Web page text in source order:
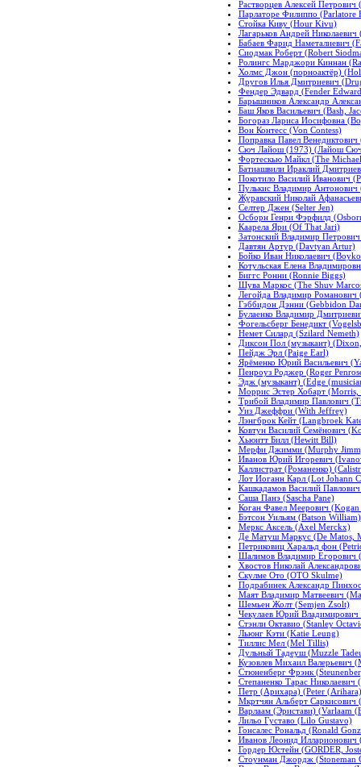
Растворцев Алексей
Парлаторе Филиппо (Parlatore
Стойка Киву (Hour Kivu)
Лагарьков Андрей
Бабаев Фарид Наметалиевич
Сиодмак Роберт (Robert
Ролингс Марджори Киннан
Холмс Джон (порноактёр)
Другов Илья Дмитриевич
Фендер Эдвард (Fender
Барышников Александр
Баш Яков Васильевич (Bash,
Богораз Лариса Иосифовна
Вон Контесс (Von Contess)
Поправка Павел
Сюч Лайош (1973) (Лайош
Фортескью Майкл (The
Батиашвили Ираклий
Покотило Василий Иванович
Пулькис Владимир
Журавский Николай
Селтер Джен (Selter Jen)
Осборн Генри Фэрфилд
Каарела Яри (Of That Jari)
Затонский Владимир
Давтян Артур (Davtyan Artur)
Бойко Иван Николаевич
Котульская Елена
Биггс Ронни (Ronnie Biggs)
Шува Маркос (The Shuv
Легойда Владимир
Гэббидон Дэнни (Gebbidon
Булаенко Владимир
Фогельсберг Бенедикт
Немет Силард (Szilard Nemeth)
Диксон Пол (музыкант)
Пейдж Эрл (Paige Earl)
Ярёменко Юрий Васильевич
Пенроуз Роджер (Roger
Эдж (музыкант) (Edge
Моррис Эстер Хобарт (Morris,
Трибой Владимир Павлович
Уиз Джеффри (With Jeffrey)
Лэнгброк Кейт (Langbroek
Ковтун Василий Семёнович
Хьюитт Билл (Hewitt Bill)
Мерфи Джимми (Murphy
Иванов Юрий Игоревич
Каллистрат (Романенко)
Лот Иоганн Карл (Lot Johann
Кашкадамов Василий
Саша Панэ (Sascha Pane)
Коган Фавел Меерович
Бэтсон Уильям (Batson William)
Меркс Аксель (Axel Merckx)
Де Матуш Маркус (De Matos,
Петриковиц Харальд фон
Шалимов Владимир Егорович
Хвостов Николай
Скулме Ото (OTO Skulme)
Подрабинек Александр
Маят Владимир Матвеевич
Шемьен Жолт (Semjen Zsolt)
Чекулаев Юрий
Стэнли Октавио (Stanley
Льюнг Кэти (Katie Leung)
Тиллис Мел (Mel Tillis)
Дульный Тадеуш (Muzzle
Кузовлев Михаил Валерьевич
Стюненберг Фрэнк
Степаненко Тарас Николаевич
Петр (Арихара) (Peter
Мкртчян Альберт
Варлаам (Эристави) (Varlaam
Лильо Густаво (Lilo Gustavo)
Гонсалес Рональд (Ronald
Иванов Леонид
Гордер Юстейн (GORDER,
Стоунман Джордж (Stoneman